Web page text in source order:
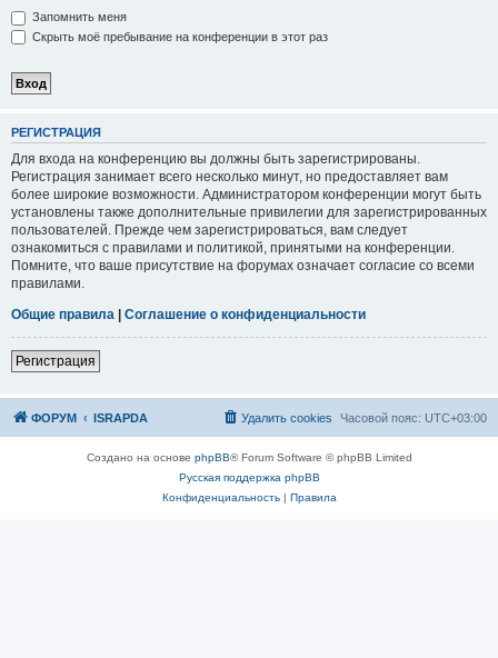
Запомнить меня
Скрыть моё пребывание на конференции в этот раз
РЕГИСТРАЦИЯ
Для входа на конференцию вы должны быть зарегистрированы.
Регистрация занимает всего несколько минут, но предоставляет вам
более широкие возможности. Администратором конференции могут быть
установлены также дополнительные привилегии для зарегистрированных
пользователей. Прежде чем зарегистрироваться, вам следует
ознакомиться с правилами и политикой, принятыми на конференции.
Помните, что ваше присутствие на форумах означает согласие со всеми
правилами.
Общие правила | Соглашение о конфиденциальности
Регистрация
ФОРУМ ISRAPDA Часовой пояс: UTC+03:00
Удалить cookies
Создано на основе phpBB® Forum Software © phpBB Limited
Русская поддержка phpBB
Конфиденциальность| Правила